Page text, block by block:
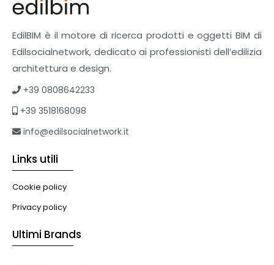
Pavimenti e rivestimenti
Pavimenti industriali
Sistemi giardini pensili
Supporti per esterni
Tetti verdi
eBook
Formazione professionale
Illuminazione
Murature
EdilBIM è il motore di ricerca prodotti e oggetti BIM di
Edilsocialnetwork, dedicato ai professionisti dell’edilizia
architettura e design.
+39 0808642233
+39 3518168098
info@edilsocialnetwork.it
Links utili
Cookie policy
Privacy policy
Ultimi Brands